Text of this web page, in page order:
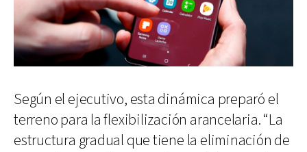
Según el ejecutivo, esta dinámica preparó el
terreno para la flexibilización arancelaria. “La
estructura gradual que tiene la eliminación de